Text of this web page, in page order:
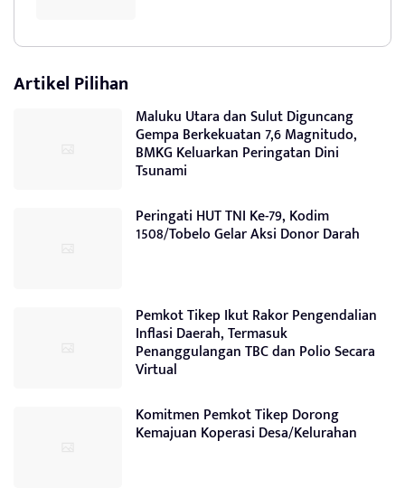
Artikel Pilihan
Maluku Utara dan Sulut Diguncang
Gempa Berkekuatan 7,6 Magnitudo,
BMKG Keluarkan Peringatan Dini
Tsunami
Peringati HUT TNI Ke-79, Kodim
1508/Tobelo Gelar Aksi Donor Darah
Pemkot Tikep Ikut Rakor Pengendalian
Inflasi Daerah, Termasuk
Penanggulangan TBC dan Polio Secara
Virtual
Komitmen Pemkot Tikep Dorong
Kemajuan Koperasi Desa/Kelurahan